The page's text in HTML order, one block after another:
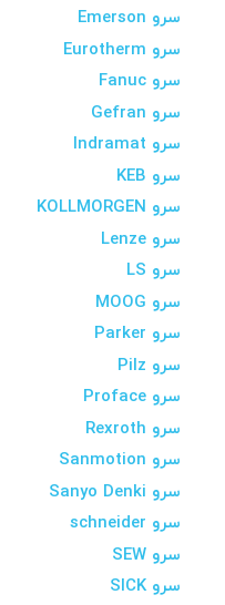
سرو Emerson
سرو Eurotherm
سرو Fanuc
سرو Gefran
سرو Indramat
سرو KEB
سرو KOLLMORGEN
سرو Lenze
سرو LS
سرو MOOG
سرو Parker
سرو Pilz
سرو Proface
سرو Rexroth
سرو Sanmotion
سرو Sanyo Denki
سرو schneider
سرو SEW
سرو SICK